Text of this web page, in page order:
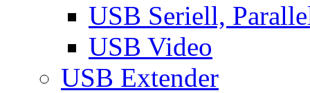
USB Seriell,
USB Video
USB Extender